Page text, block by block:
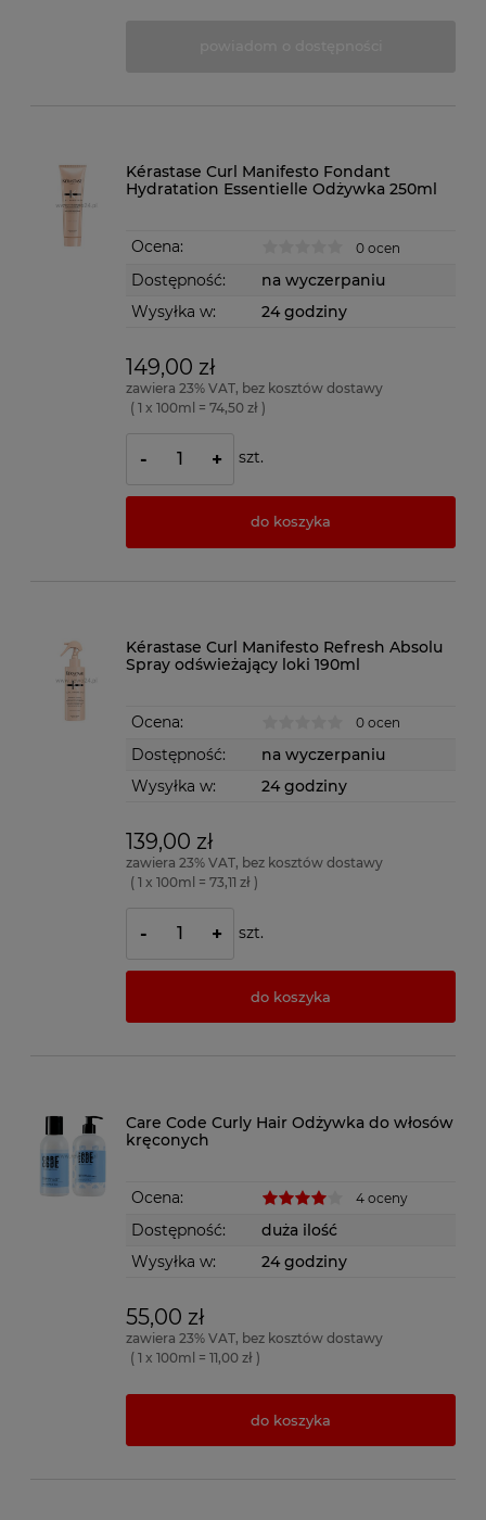
Kérastase Curl Manifesto Fondant
Hydratation Essentielle Odżywka 250ml
Ocena: 0 ocen
Dostępność:
na wyczerpaniu
Wysyłka w:
24 godziny
149,00 zł
zawiera 23% VAT, bez kosztów dostawy
( 1 x 100ml = 74,50 zł )
- + szt.
do koszyka
Kérastase Curl Manifesto Refresh Absolu
Spray odświeżający loki 190ml
Ocena: 0 ocen
Dostępność:
na wyczerpaniu
Wysyłka w:
24 godziny
139,00 zł
zawiera 23% VAT, bez kosztów dostawy
( 1 x 100ml = 73,11 zł )
- + szt.
do koszyka
Care Code Curly Hair Odżywka do włosów
kręconych
Ocena: 4 oceny
Dostępność:
duża ilość
Wysyłka w:
24 godziny
55,00 zł
zawiera 23% VAT, bez kosztów dostawy
( 1 x 100ml = 11,00 zł )
do koszyka